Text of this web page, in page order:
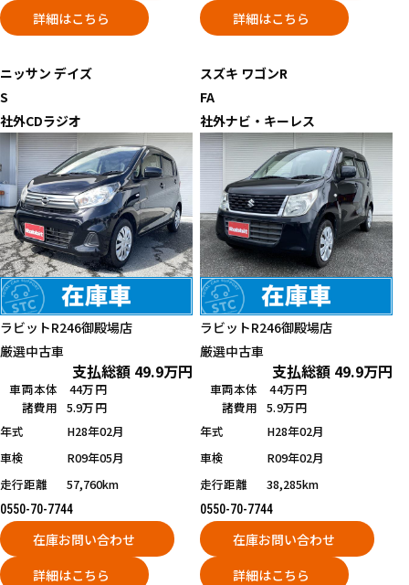
詳細はこちら
詳細はこちら
ニッサン デイズ
S
社外CDラジオ
ラビットR246御殿場店
厳選中古車
支払総額 49.9万円
車両本体
44万円
諸費用 5.9万円
年式
H28年02月
車検
R09年05月
走行距離
57,760km
0550-70-7744
在庫お問い合わせ
詳細はこちら
スズキ ワゴンR
FA
社外ナビ・キーレス
ラビットR246御殿場店
厳選中古車
支払総額 49.9万円
車両本体
44万円
諸費用 5.9万円
年式
H28年02月
車検
R09年02月
走行距離
38,285km
0550-70-7744
在庫お問い合わせ
詳細はこちら